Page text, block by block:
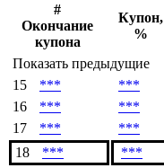
#
Окончание
купона
Купон,
%
Показать предыдущие
15
*** ***
16
*** ***
17
*** ***
18
*** ***